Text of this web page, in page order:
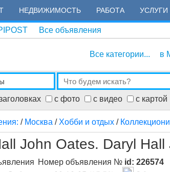
НЕДВИЖИМОСТЬ РАБОТА УСЛУГИ
Все объявления
Все категории... в
с фото с видео с картой
/ Москва / Хобби и отдых /
John Oates. Daryl
Номер объявления № id: 226574